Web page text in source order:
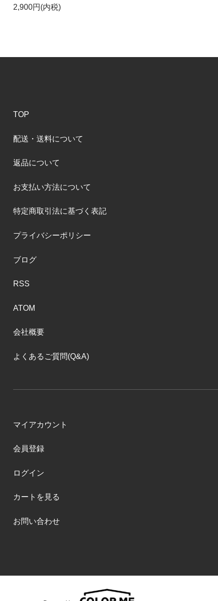
2,900円(内税)
TOP
配送・送料について
返品について
お支払い方法について
特定商取引法に基づく表記
プライバシーポリシー
ブログ
RSS
ATOM
会社概要
よくあるご質問(Q&A)
マイアカウント
会員登録
ログイン
カートを見る
お問い合わせ